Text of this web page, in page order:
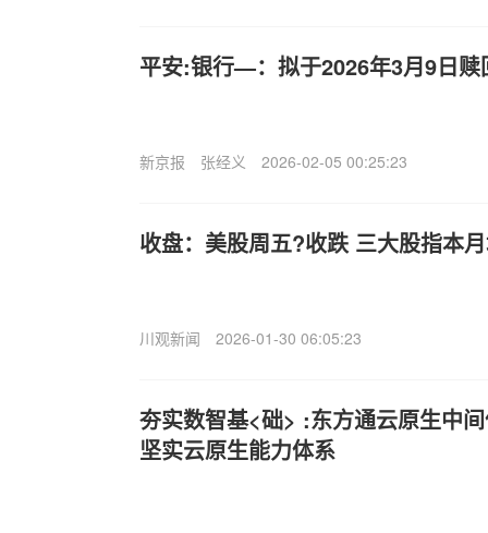
平安:银行—：拟于2026年3月9日赎
新京报 张经义 2026-02-05 00:25:23
收盘：美股周五?收跌 三大股指本
川观新闻 2026-01-30 06:05:23
夯实数智基<础> :东方通云原生中
坚实云原生能力体系